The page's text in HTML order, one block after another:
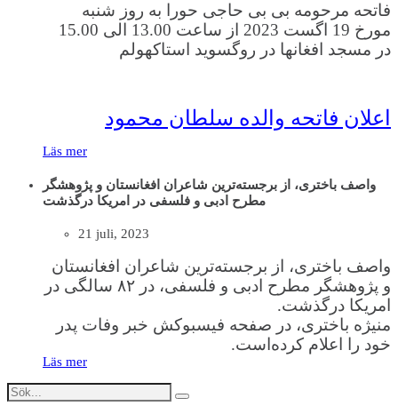
فاتحه مرحومه بی بی حاجی حورا به روز شنبه
مورخ 19 اگست 2023 از ساعت 13.00 الی 15.00
در مسجد افغانها در روگسوید استاکهولم
اعلان فاتحه والده سلطان محمود
Läs mer
واصف باختری، از برجسته‌ترین شاعران افغانستان و پژوهشگر
مطرح ادبی و فلسفی در امریکا در‌گذشت
21 juli, 2023
واصف باختری، از برجسته‌ترین شاعران افغانستان
و پژوهشگر مطرح ادبی و فلسفی، در ۸۲ سالگی در
امریکا در‌گذشت.
منیژه باختری، در صفحه فیسبوکش خبر وفات پدر
خود را اعلام کرده‌است.
Läs mer